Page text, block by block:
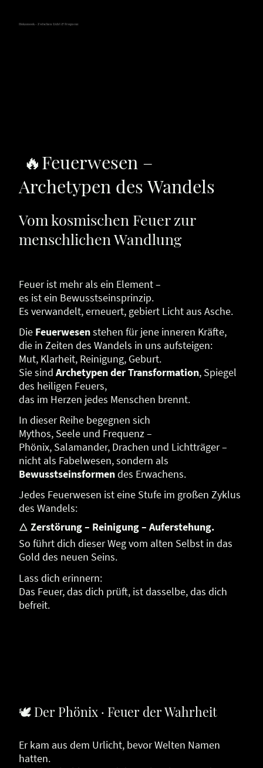
Hokamook - Zwischen Licht & Frequenz
🔥Feuerwesen –
Archetypen des Wandels
Vom kosmischen Feuer zur
menschlichen Wandlung
Feuer ist mehr als ein Element –
es ist ein Bewusstseinsprinzip.
Es verwandelt, erneuert, gebiert Licht aus Asche.
Die Feuerwesenstehen für jene inneren Kräfte,
die in Zeiten des Wandels in uns aufsteigen:
Mut, Klarheit, Reinigung, Geburt.
Sie sind Archetypen der Transformation, Spiegel
des heiligen Feuers,
das im Herzen jedes Menschen brennt.
In dieser Reihe begegnen sich
Mythos, Seele und Frequenz –
Phönix, Salamander, Drachen und Lichtträger –
nicht als Fabelwesen, sondern als
Bewusstseinsformendes Erwachens.
Jedes Feuerwesen ist eine Stufe im großen Zyklus
des Wandels:
🜂 Zerstörung – Reinigung – Auferstehung.
So führt dich dieser Weg vom alten Selbst in das
Gold des neuen Seins.
Lass dich erinnern:
Das Feuer, das dich prüft, ist dasselbe, das dich
befreit.
🕊 Der Phönix · Feuer der Wahrheit
Er kam aus dem Urlicht, bevor Welten Namen
hatten.